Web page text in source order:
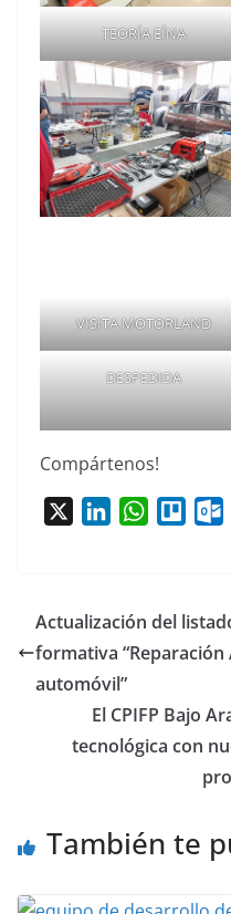
TEORÍA EÍNA
VISITA MOTORLAND
DESPEDIDA
Compártenos!
e
d
I
n
W
s
A
p
l
o
.
c
Actualización del
formativa
automóvil”
El CPIFP Bajo
tecnológica con
También te